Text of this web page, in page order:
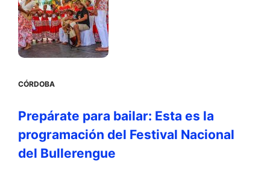
CÓRDOBA
Prepárate para bailar: Esta es la
programación del Festival Nacional
del Bullerengue